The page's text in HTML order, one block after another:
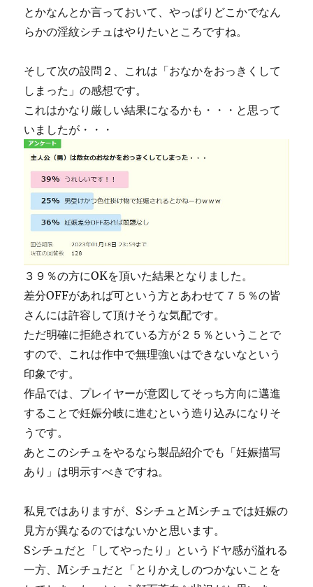
とかなんとか言っておいて、やっぱりどこかでなん
らかの淫紋シチュはやりたいところですね。
そして次の設問２、これは「おなかをおっきくして
しまった」の感想です。
これはかなり厳しい結果になるかも・・・と思って
いましたが・・・
３９％の方にOKを頂いた結果となりました。
差分OFFがあれば可という方とあわせて７５％の皆
さんには許容して頂けそうな気配です。
ただ明確に拒絶されている方が２５％ということで
すので、これは作中で無理強いはできないなという
印象です。
作品では、プレイヤーが意図してそっち方向に邁進
することで妊娠分岐に進むという造り込みになりそ
うです。
あとこのシチュをやるなら製品紹介でも「妊娠描写
あり」は明示すべきですね。
私見ではありますが、SシチュとMシチュでは妊娠の
見方が異なるのではないかと思います。
Sシチュだと「してやったり」というドヤ感が溢れる
一方、Mシチュだと「とりかえしのつかないことを